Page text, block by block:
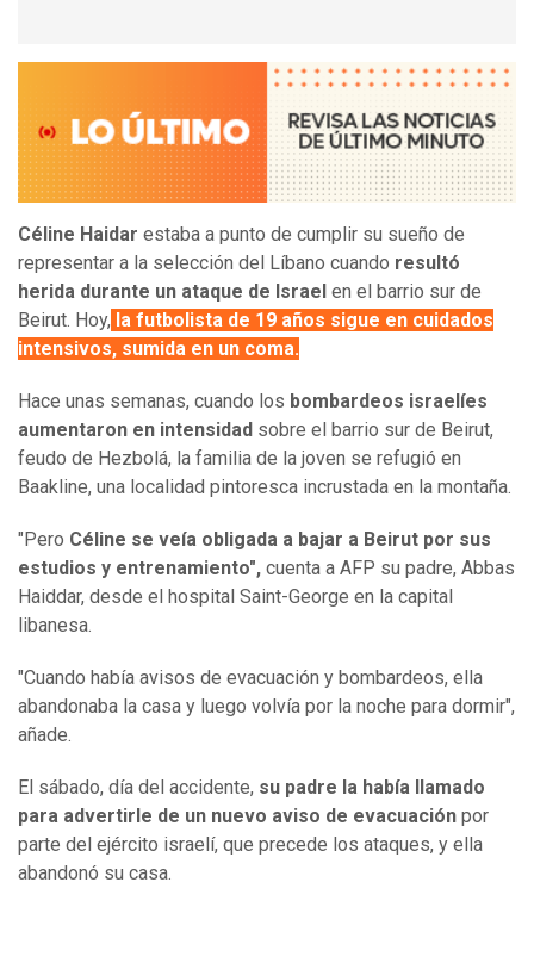
Céline Haidar estaba a punto de cumplir su sueño de
representar a la selección del Líbano cuando resultó
herida durante un ataque de Israel en el barrio sur de
Beirut. Hoy, la futbolista de 19 años sigue en cuidados
intensivos, sumida en un coma.
Hace unas semanas, cuando los bombardeos israelíes
aumentaron en intensidad sobre el barrio sur de Beirut,
feudo de Hezbolá, la familia de la joven se refugió en
Baakline, una localidad pintoresca incrustada en la montaña.
"Pero Céline se veía obligada a bajar a Beirut por sus
estudios y entrenamiento", cuenta a AFP su padre, Abbas
Haiddar, desde el hospital Saint-George en la capital
libanesa.
"Cuando había avisos de evacuación y bombardeos, ella
abandonaba la casa y luego volvía por la noche para dormir",
añade.
El sábado, día del accidente, su padre la había llamado
para advertirle de un nuevo aviso de evacuación por
parte del ejército israelí, que precede los ataques, y ella
abandonó su casa.